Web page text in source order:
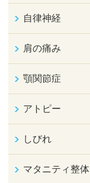
自律神経
肩の痛み
顎関節症
アトピー
しびれ
マタニティ整体